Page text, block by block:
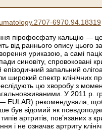
6970.94.18319
пірофосфату кальцію —
від раннього опису цього
уриказою, а самі
синовіту,
запальний
широкий спектр клінічних
цю хворобу з
У 2011 р.
рекомендувала, щоб
був відомий як
артритів, пов’язаних з
і не означає артриту